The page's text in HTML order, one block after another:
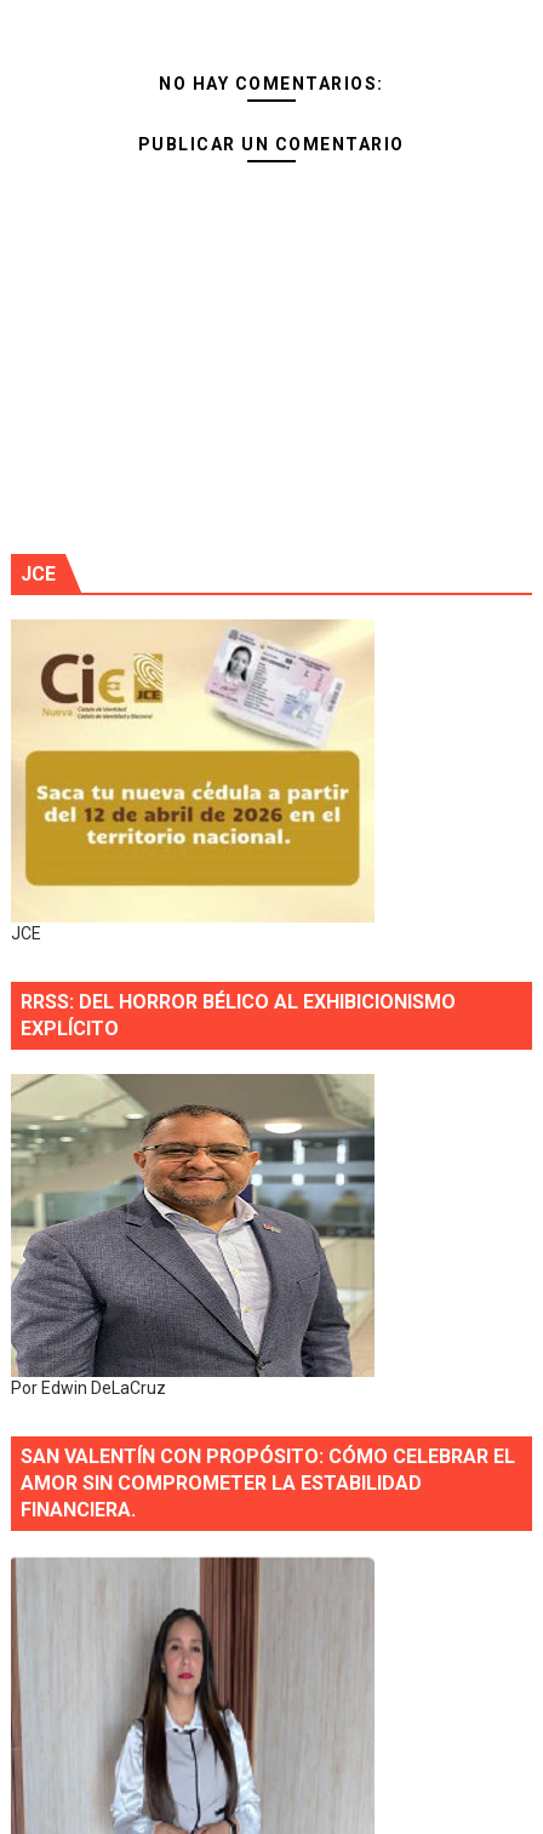
NO HAY COMENTARIOS:
PUBLICAR UN COMENTARIO
JCE
JCE
RRSS: DEL HORROR BÉLICO AL EXHIBICIONISMO
EXPLÍCITO
Por Edwin DeLaCruz
SAN VALENTÍN CON PROPÓSITO: CÓMO CELEBRAR EL
AMOR SIN COMPROMETER LA ESTABILIDAD
FINANCIERA.